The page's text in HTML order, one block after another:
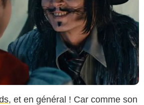
, et en général ! Car comme son